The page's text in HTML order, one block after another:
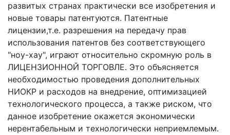
развитых странах практически все изобретения и
новые товары патентуются. Патентные
лицензии,т.е. разрешения на передачу прав
использования патентов без соответствующего
"ноу-хау", играют относительно скромную роль в
ЛИЦЕНЗИОННОЙ ТОРГОВЛЕ. Это объясняется
необходимостью проведения дополнительных
НИОКР и расходов на внедрение, оптимизацией
технологического процесса, а также риском, что
данное изобретение окажется экономически
нерентабельным и технологически неприемлемым.